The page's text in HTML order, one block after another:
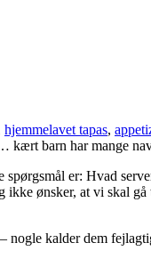
hjemmelavet tapas,
kært barn har mange
spørgsmål er: Hvad
ikke ønsker, at vi skal
nogle kalder dem